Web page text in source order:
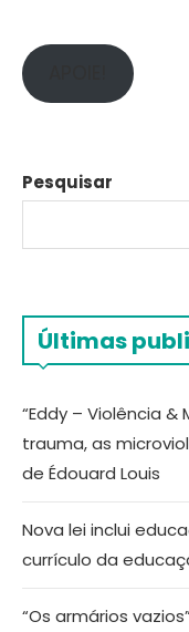
Pesquisar
Últimas
“Eddy – Violência
trauma, as
de Édouard Louis
Nova lei inclui
currículo da
“Os armários